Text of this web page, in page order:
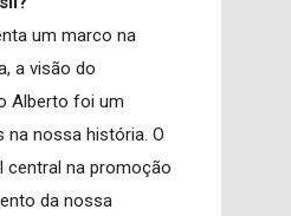
um marco na
a visão do
Alberto foi um
na nossa história. O
central na promoção
da nossa